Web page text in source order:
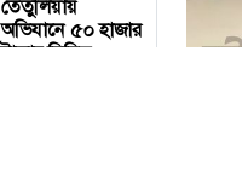
তেঁতুলিয়ায়
অভিযানে ৫০ হাজার
টাকার নিষিদ্ধ